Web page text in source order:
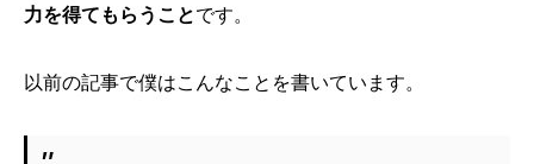
力を得てもらうことです。
以前の記事で僕はこんなことを書いています。